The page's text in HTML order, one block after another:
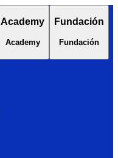
Academy
Academy
Fundación
Fundación